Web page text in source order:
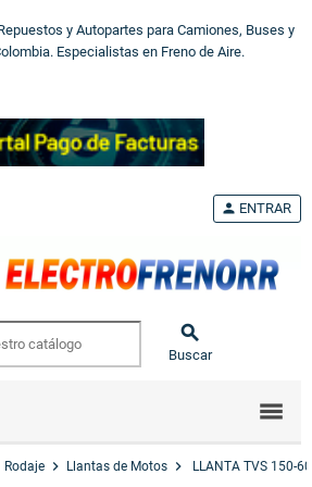
y Autopartes para Camiones, Buses y
Especialistas en Freno de Aire.

Buscar
person ENTRAR
Rodaje chevron_right Llantas de Motos chevron_right LLANTA TVS 150-